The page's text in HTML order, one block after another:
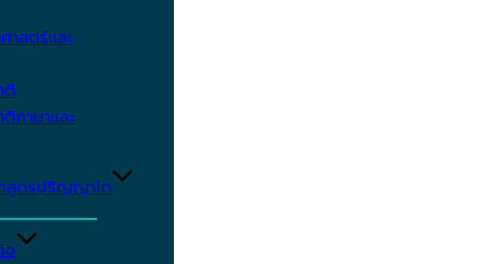
สตร์และ
ติ
ภาษาและ
สูตรปริญญาโท
จ